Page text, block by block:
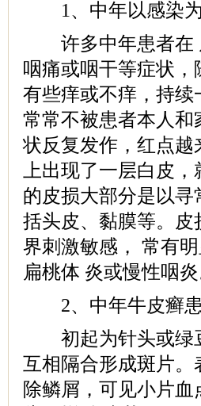
1、中年以感染为
许多中年患者在
咽痛或咽干等症状
有些痒或不痒，持
常常不被患者本人
状反复发作，红点
上出现了一层白皮
的皮损大部分是以
括头皮、黏膜等。
界刺激敏感， 常有
扁桃体 炎或慢性咽炎
2、中年牛皮癣患
初起为针头或绿
互相隔合形成斑片
除鳞屑，可见小片